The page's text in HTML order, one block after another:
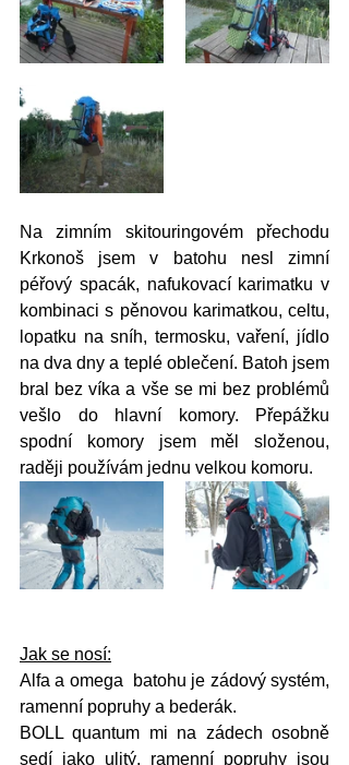
Na zimním skitouringovém přechodu
Krkonoš jsem v batohu nesl zimní
péřový spacák, nafukovací karimatku v
kombinaci s pěnovou karimatkou, celtu,
lopatku na sníh, termosku, vaření, jídlo
na dva dny a teplé oblečení. Batoh jsem
bral bez víka a vše se mi bez problémů
vešlo do hlavní komory. Přepážku
spodní komory jsem měl složenou,
raději používám jednu velkou komoru.
Jak se nosí:
Alfa a omega  batohu je zádový systém,
ramenní popruhy a bederák.
BOLL quantum mi na zádech osobně
sedí jako ulitý, ramenní popruhy jsou